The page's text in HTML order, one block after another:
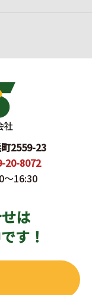
2559-23
20-8072
～16:30
は
す！